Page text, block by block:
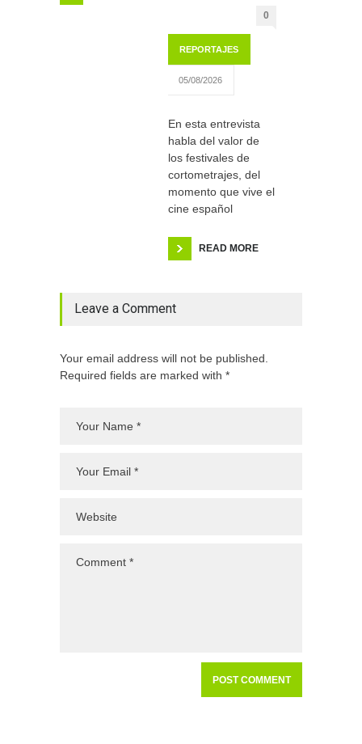
0
REPORTAJES
05/08/2026
En esta entrevista
habla del valor de
los festivales de
cortometrajes, del
momento que vive el
cine español
READ MORE
Leave a Comment
Your email address will not be published.
Required fields are marked with *